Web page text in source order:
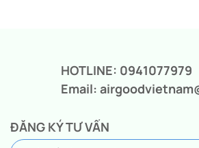
HOTLINE: 0941077979
Email:
ĐĂNG KÝ TƯ VẤN